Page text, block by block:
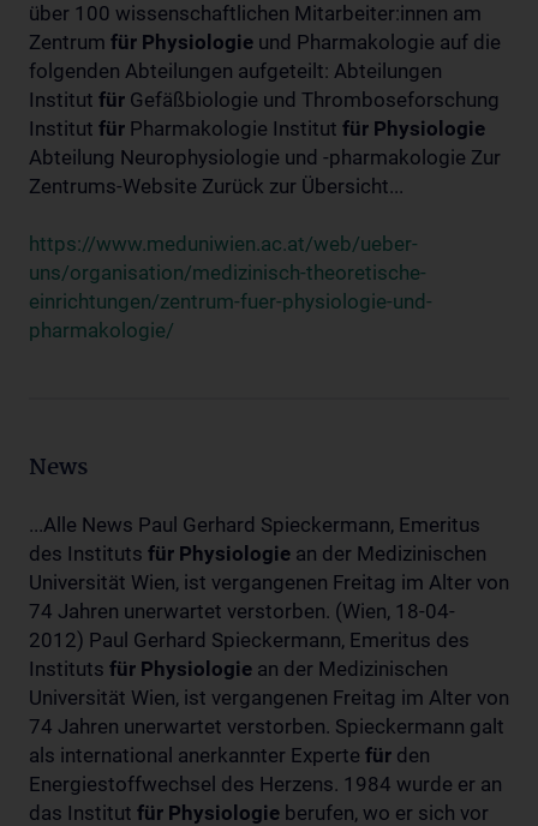
über 100 wissenschaftlichen Mitarbeiter:innen am
Zentrum für Physiologie und Pharmakologie auf die
folgenden Abteilungen aufgeteilt: Abteilungen
Institut für Gefäßbiologie und Thromboseforschung
Institut für Pharmakologie Institut für Physiologie
Abteilung Neurophysiologie und -pharmakologie Zur
Zentrums-Website Zurück zur Übersicht...
https://www.meduniwien.ac.at/web/ueber-
uns/organisation/medizinisch-theoretische-
einrichtungen/zentrum-fuer-physiologie-und-
pharmakologie/
News
...Alle News Paul Gerhard Spieckermann, Emeritus
des Instituts für Physiologie an der Medizinischen
Universität Wien, ist vergangenen Freitag im Alter von
74 Jahren unerwartet verstorben. (Wien, 18-04-
2012) Paul Gerhard Spieckermann, Emeritus des
Instituts für Physiologie an der Medizinischen
Universität Wien, ist vergangenen Freitag im Alter von
74 Jahren unerwartet verstorben. Spieckermann galt
als international anerkannter Experte für den
Energiestoffwechsel des Herzens. 1984 wurde er an
das Institut für Physiologie berufen, wo er sich vor